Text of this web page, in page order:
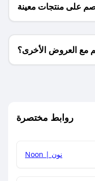
على منتجات معينة
فقط؟
العروض الأخرى؟
روابط مختصرة
Noon | نون